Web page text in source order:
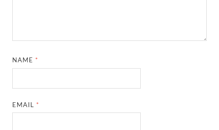
NAME *
EMAIL *